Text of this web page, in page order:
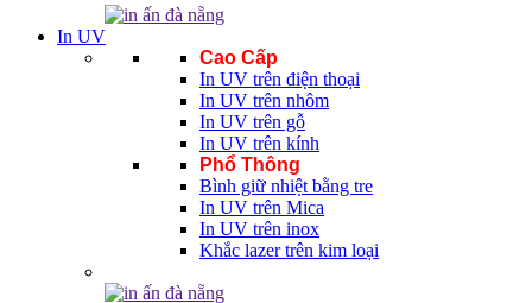
In UV
Cao Cấp
In UV trên điện thoại
In UV trên nhôm
In UV trên gỗ
In UV trên kính
Phổ Thông
Bình giữ nhiệt bằng tre
In UV trên Mica
In UV trên inox
Khắc lazer trên kim loại